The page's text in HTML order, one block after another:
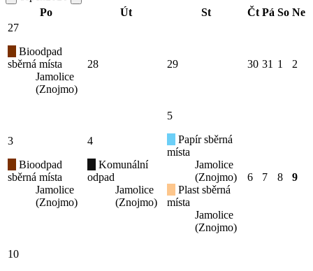
Po
Út St Čt Pá So Ne
27
Bioodpad
sběrná místa
Jamolice
(Znojmo)
28 29 30 31 1 2
3
Bioodpad
sběrná místa
Jamolice
(Znojmo)
4
Komunální
odpad
Jamolice
(Znojmo)
5
Papír sběrná
místa
Jamolice
(Znojmo)
Plast sběrná
místa
Jamolice
(Znojmo)
6 7 8 9
10